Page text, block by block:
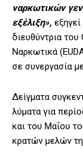
ναρκωτικών
εξέλιξη»,
διευθύντρια
Ναρκωτικά
σε συνεργασία
Δείγματα
λύματα για
και του Μαΐου
κρατών μελών